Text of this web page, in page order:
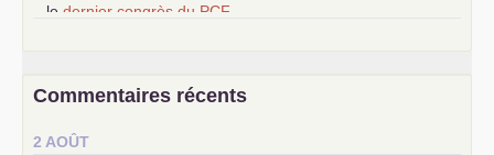
le dernier congrès du PCF
science sociale de notre temps
d’Europe
Commentaires récents
2 AOÛT